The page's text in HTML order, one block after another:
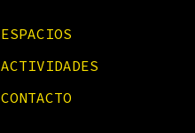
ESPACIOS
ACTIVIDADES
CONTACTO